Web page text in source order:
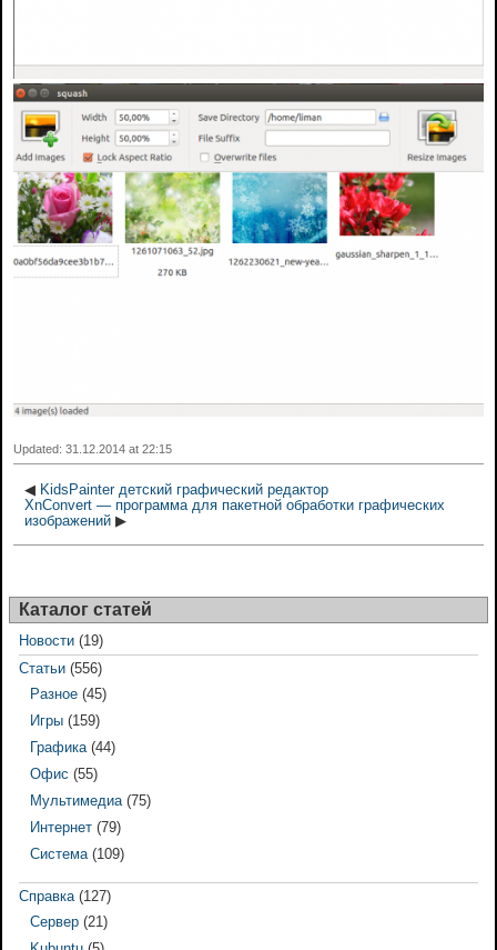
Updated: 31.12.2014 at 22:15
◀ KidsPainter детский графический редактор
XnConvert — программа для пакетной обработки графических
изображений ▶
Каталог статей
Новости (19)
Статьи (556)
Разное (45)
Игры (159)
Графика (44)
Офис (55)
Мультимедиа (75)
Интернет (79)
Система (109)
Справка (127)
Сервер (21)